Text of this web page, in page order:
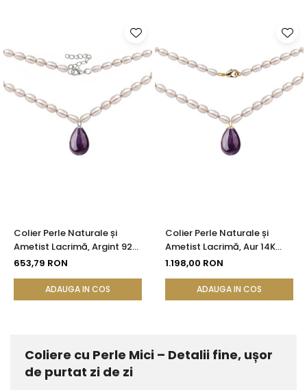
Colier Perle Naturale și
Ametist Lacrimă, Argint 925,
Model Princess | KASKADDA®
653,79 RON
ADAUGA IN COS
Colier Perle Naturale și
Ametist Lacrimă, Aur 14K
(Aur 585), Model Princess |
1.198,00 RON
ADAUGA IN COS
Coliere cu Perle Mici – Detalii fine, ușor
de purtat zi de zi